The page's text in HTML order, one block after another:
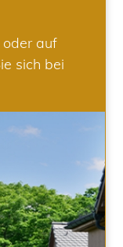
auf
sich bei